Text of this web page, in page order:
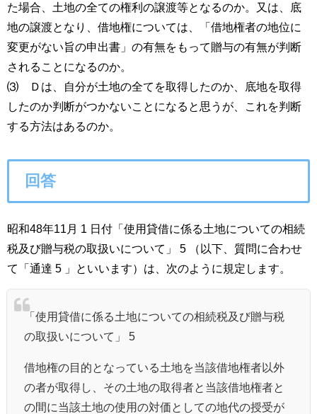
た場合、土地の全ての権利の譲渡等となるのか。又は、底
地の譲渡となり、借地権については、「借地権者の地位に
変更がない旨の申出書」の有無をもって贈与の有無が判断
されることになるのか。
⑶ Ｄは、自分が土地の全てを取得したのか、底地を取得
したのか判断がつかないことになると思うが、これを判断
する方法はあるのか。
回答
昭和48年11月 1 日付「使用貸借に係る土地についての相続
税及び贈与税の取扱いについて」 5 （以下、質問に合わせ
て「通達 5 」といいます）は、次のように規定します。
「使用貸借に係る土地についての相続税及び贈与税
の取扱いについて」 5
借地権の目的となっている土地を当該借地権者以外
の者が取得し、その土地の取得者と当該借地権者と
の間に当該土地の使用の対価としての地代の授受が